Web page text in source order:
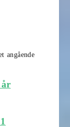
angående
år